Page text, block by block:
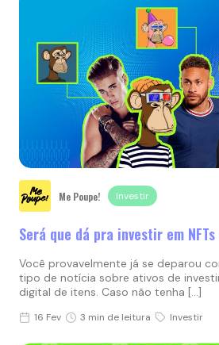
Me Poupe! Investir
Será que dá pra investir em
Você provavelmente já se deparou
tipo de notícia sobre ativos de
digital de itens. Caso não tenha […]
16 Fev 3 min de leitura Investir